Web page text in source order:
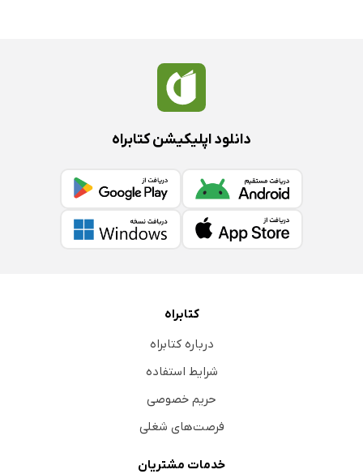
دانلود اپلیکیشن کتابراه
کتابراه
درباره کتابراه
شرایط استفاده
حریم خصوصی
فرصت‌های شغلی
خدمات مشتریان